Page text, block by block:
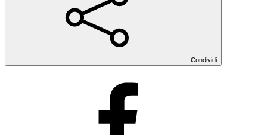
Condividi